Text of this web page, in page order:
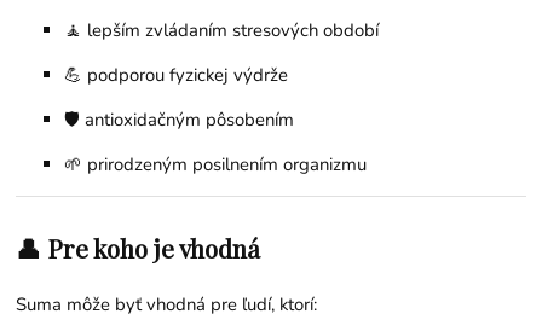
🧘 lepším zvládaním stresových období
💪 podporou fyzickej výdrže
🛡️ antioxidačným pôsobením
🌱 prirodzeným posilnením organizmu
👤 Pre koho je vhodná
Suma môže byť vhodná pre ľudí, ktorí: